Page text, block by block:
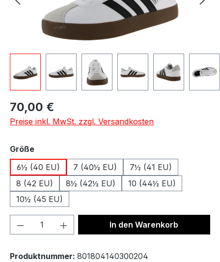
Regulärer Preis:
70,00 €
Preise inkl. MwSt. zzgl. Versandkosten
Größeauswählen
6½ (40 EU)
7 (40½ EU)
7½ (41 EU)
8 (42 EU)
8½ (42½ EU)
10 (44½ EU)
10½ (45 EU)
Produkt Anzahl: Gib denIn den Warenkorb
Produktnummer: 801804140300204